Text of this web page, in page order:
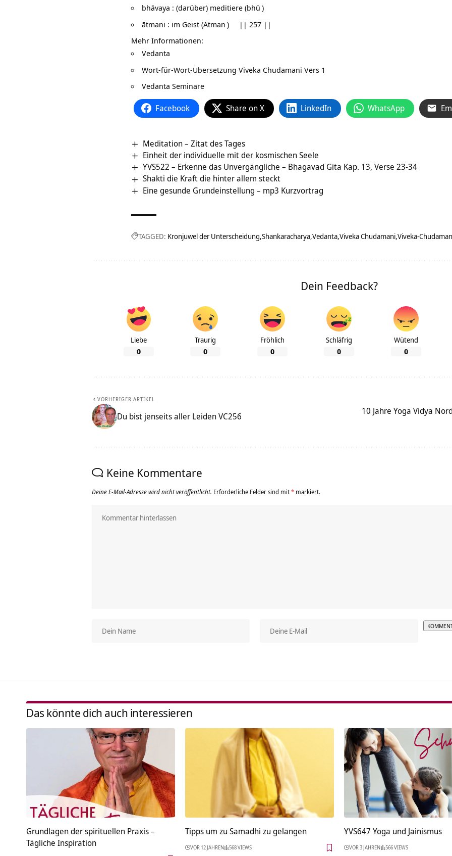
bhāvaya : (darüber) meditiere (bhū )
ātmani : im Geist (Atman ) || 257 ||
Mehr Informationen:
Vedanta
Wort-für-Wort-Übersetzung Viveka Chudamani Vers 1
Vedanta Seminare
Facebook Share on X LinkedIn WhatsApp
Meditation – Zitat des Tages
Einheit der individuelle mit der kosmischen Seele
YVS522 – Erkenne das Unvergängliche – Bhagavad Gita Kap. 13, Verse 23-34
Shakti die Kraft die hinter allem steckt
Eine gesunde Grundeinstellung – mp3 Kurzvortrag
TAGGED: Kronjuwel der Unterscheidung Shankaracharya Vedanta Viveka Chudamani Viveka-
Dein Feedback?
Liebe
0
Traurig
0
Fröhlich
0
Schläfrig
0
Wütend
0
VORHERIGER ARTIKEL
Du bist jenseits aller Leiden VC256
10 Jahre Yoga Vidya
Keine Kommentare
Deine E-Mail-Adresse wird nicht veröffentlicht. Erforderliche Felder sind mit* markiert.
Das könnte dich auch interessieren
Grundlagen der spirituellen Praxis –
Tägliche Inspiration
Tipps um zu Samadhi zu gelangen
VOR 12 JAHREN 568 VIEWS
YVS647 Yoga und Jainismus
VOR 3 JAHREN 566 VIEWS